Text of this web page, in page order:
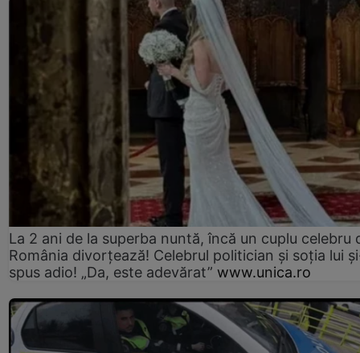
La 2 ani de la superba nuntă, încă un cuplu celebru
România divorțează! Celebrul politician și soția lui
spus adio! „Da, este adevărat” www.unica.ro